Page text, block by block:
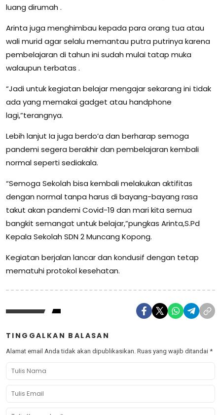
luang dirumah .
Arinta juga menghimbau kepada para orang tua atau
wali murid agar selalu memantau putra putrinya karena
pembelajaran di tahun ini sudah mulai tatap muka
walaupun terbatas .
“Jadi untuk kegiatan belajar mengajar sekarang ini tidak
ada yang memakai gadget atau handphone
lagi,”terangnya.
Lebih lanjut Ia juga berdo’a dan berharap semoga
pandemi segera berakhir dan pembelajaran kembali
normal seperti sediakala.
“Semoga Sekolah bisa kembali melakukan aktifitas
dengan normal tanpa harus di bayang-bayang rasa
takut akan pandemi Covid-19 dan mari kita semua
bangkit semangat untuk belajar,”pungkas Arinta,S.Pd
Kepala Sekolah SDN 2 Muncang Kopong.
Kegiatan berjalan lancar dan kondusif dengan tetap
mematuhi protokol kesehatan.
TINGGALKAN BALASAN
Alamat email Anda tidak akan dipublikasikan. Ruas yang wajib ditandai *